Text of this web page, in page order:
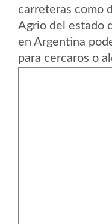
carreteras como
Agrio del estado
en Argentina
para cercaros o